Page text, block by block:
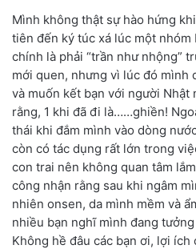
Mình không thật sự hào hứng
tiên đến ký túc xá lúc một
chính là phải “trần như nhộng”
mới quen, nhưng vì lúc đó mình
và muốn kết bạn với người Nhật
rằng, 1 khi đã đi là……ghiền!
thái khi đắm mình vào dòng
còn có tác dụng rất lớn trong
con trai nên không quan tâm
công nhận rằng sau khi ngâm
nhiên onsen, da mình mềm và
nhiều bạn nghĩ mình đang
Không hề đâu các bạn ơi, lợi